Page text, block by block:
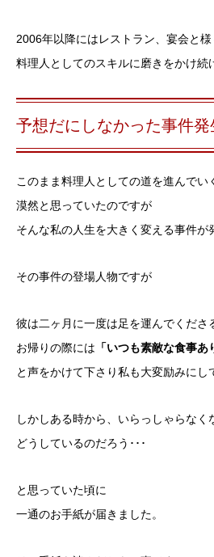
2006年以降にはレストラン、宴会と
料理人としてのスキルに磨きをかけ続
予想だにしなかった事件発
このまま料理人としての道を進んでい
漠然と思っていたのですが
そんな私の人生を大きく変える事件が
その事件の登場人物ですが
彼は二ヶ月に一度は足を運んでくださ
お帰りの際には 「いつも素敵な食事あ
と声をかけて下さり私も大変励みにし
しかしある時から、いらっしゃらなく
どうしているのだろう･･･
と思っていた頃に
一通のお手紙が届きました。